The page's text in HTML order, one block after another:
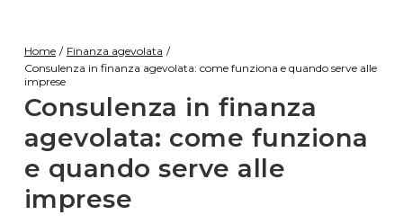
Home / Finanza agevolata /
Consulenza in finanza agevolata: come funziona e quando serve alle
imprese
Consulenza in finanza
agevolata: come funziona
e quando serve alle
imprese